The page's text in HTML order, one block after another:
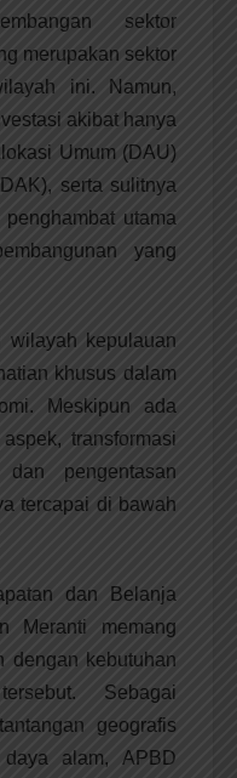
sektor
merupakan sektor
ini. Namun,
akibat hanya
Umum (DAU)
serta sulitnya
utama
yang
wilayah kepulauan
khusus dalam
Meskipun ada
transformasi
pengentasan
tercapai di bawah
dan Belanja
Meranti memang
dengan kebutuhan
Sebagai
geografis
alam, APBD